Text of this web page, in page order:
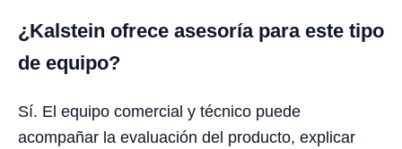
¿Kalstein ofrece asesoría para este tipo
de equipo?
Sí. El equipo comercial y técnico puede
acompañar la evaluación del producto, explicar